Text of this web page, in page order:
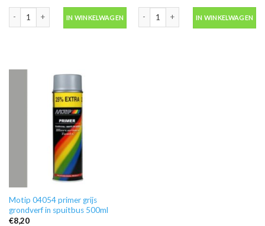
IN WINKELWAGEN IN WINKELWAGEN
Motip 04054 primer grijs
grondverf in spuitbus 500ml
€8,20